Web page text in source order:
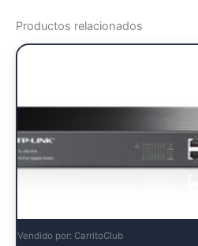
Productos relacionados
Vendido por: CarritoClub